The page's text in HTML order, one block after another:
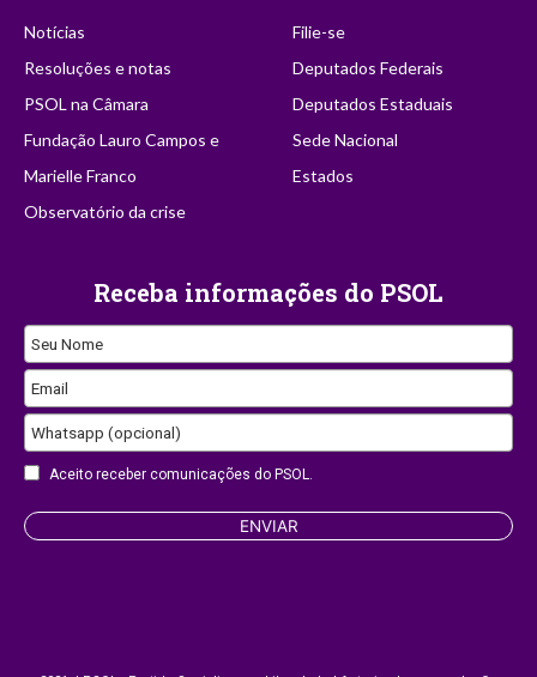
Notícias
Resoluções e notas
PSOL na Câmara
Fundação Lauro Campos e
Marielle Franco
Observatório da crise
Filie-se
Deputados Federais
Deputados Estaduais
Sede Nacional
Estados
Receba informações do PSOL
Seu Nome
Email
Whatsapp (opcional)
Aceito receber comunicações do PSOL.
Website
URL
ENVIAR